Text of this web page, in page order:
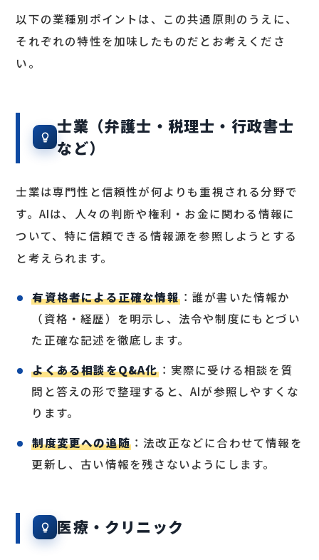
以下の業種別ポイントは、この共通原則のうえに、
それぞれの特性を加味したものだとお考えくださ
い。
士業（弁護士・税理士・行政書士
など）
士業は専門性と信頼性が何よりも重視される分野で
す。AIは、人々の判断や権利・お金に関わる情報に
ついて、特に信頼できる情報源を参照しようとする
と考えられます。
有資格者による正確な情報：誰が書いた情報か
（資格・経歴）を明示し、法令や制度にもとづい
た正確な記述を徹底します。
よくある相談をQ&A化：実際に受ける相談を質
問と答えの形で整理すると、AIが参照しやすくな
ります。
制度変更への追随 ：法改正などに合わせて情報を
更新し、古い情報を残さないようにします。
医療・クリニック